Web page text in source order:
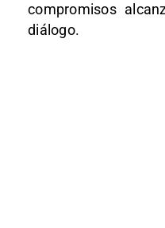
compromisos
diálogo.